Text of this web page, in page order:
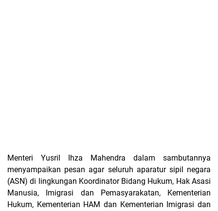
Menteri Yusril Ihza Mahendra dalam sambutannya
menyampaikan pesan agar seluruh aparatur sipil negara
(ASN) di lingkungan Koordinator Bidang Hukum, Hak Asasi
Manusia, Imigrasi dan Pemasyarakatan, Kementerian
Hukum, Kementerian HAM dan Kementerian Imigrasi dan